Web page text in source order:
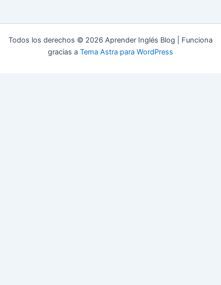
Todos los derechos © 2026 Aprender Inglés Blog | Funciona
gracias a Tema Astra para WordPress